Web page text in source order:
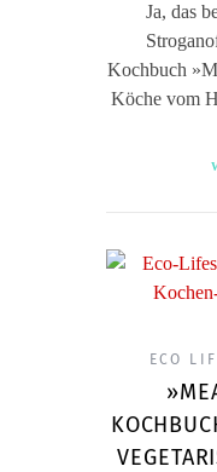
Ja, das
Kochbuch
Köche vom
ECO